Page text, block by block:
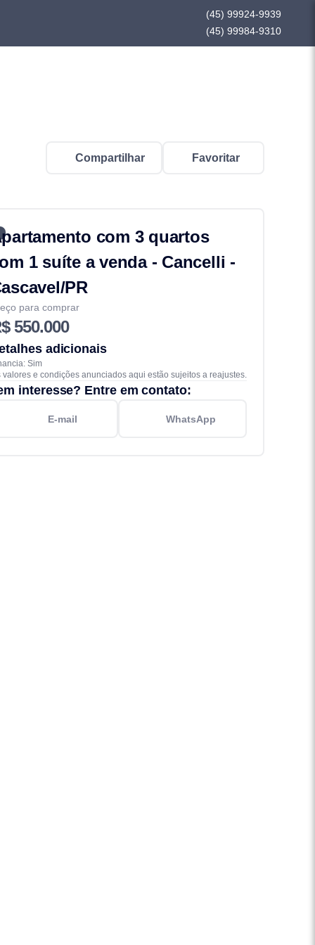
(45) 99924-9939
(45) 99984-9310
Compartilhar Favoritar
com 3 quartos
1 suíte a venda - Cancelli -
PR
para comprar
550.000
adicionais
Sim
valores e condições anunciados aqui estão sujeitos a reajustes.
interesse? Entre em contato:
E-mail WhatsApp